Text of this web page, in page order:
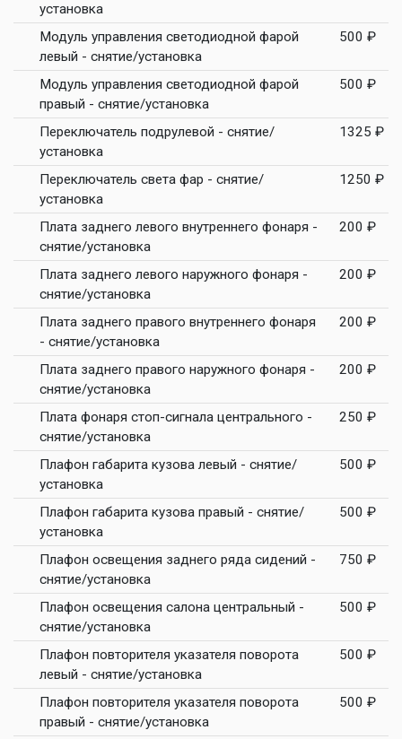
установка
Модуль управления светодиодной фарой
левый - снятие/установка
500 ₽
Модуль управления светодиодной фарой
правый - снятие/установка
500 ₽
Переключатель подрулевой - снятие/
установка
1325 ₽
Переключатель света фар - снятие/
установка
1250 ₽
Плата заднего левого внутреннего фонаря -
снятие/установка
200 ₽
Плата заднего левого наружного фонаря -
снятие/установка
200 ₽
Плата заднего правого внутреннего фонаря
- снятие/установка
200 ₽
Плата заднего правого наружного фонаря -
снятие/установка
200 ₽
Плата фонаря стоп-сигнала центрального -
снятие/установка
250 ₽
Плафон габарита кузова левый - снятие/
установка
500 ₽
Плафон габарита кузова правый - снятие/
установка
500 ₽
Плафон освещения заднего ряда сидений -
снятие/установка
750 ₽
Плафон освещения салона центральный -
снятие/установка
500 ₽
Плафон повторителя указателя поворота
левый - снятие/установка
500 ₽
Плафон повторителя указателя поворота
правый - снятие/установка
500 ₽